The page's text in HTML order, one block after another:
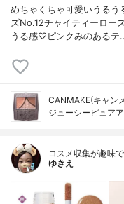
めちゃくちゃ可愛いうる
ズNo.12チャイティーロー
うる感♡ピンクみのあるテ
CANMAKE(キャン
ジューシーピュア
コスメ収集が趣味
ゆきえ